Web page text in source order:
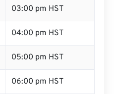
03:00 pm HST
04:00 pm HST
05:00 pm HST
06:00 pm HST